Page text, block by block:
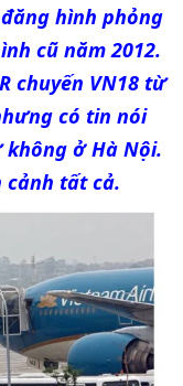
hình phỏng
cũ năm 2012.
chuyến VN18 từ
có tin nói
không ở Hà Nội.
cảnh tất cả.